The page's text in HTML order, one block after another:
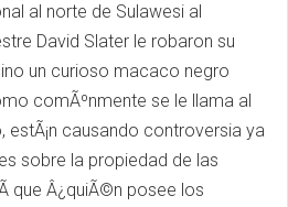
al norte de Sulawesi al
David Slater le robaron su
un curioso macaco negro
comÃºnmente se le llama al
estÃ¡n causando controversia ya
sobre la propiedad de las
que Â¿quiÃ©n posee los